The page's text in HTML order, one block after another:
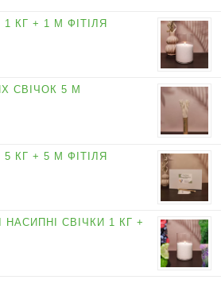
1 КГ + 1 М ФІТІЛЯ
СВІЧОК 5 М
5 КГ + 5 М ФІТІЛЯ
НАСИПНІ СВІЧКИ 1 КГ +